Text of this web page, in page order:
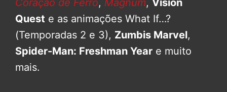
Coração de Ferro, Magnum, Vision
Quest e as animações What If…?
(Temporadas 2 e 3), Zumbis Marvel,
Spider-Man: Freshman Year e muito
mais.